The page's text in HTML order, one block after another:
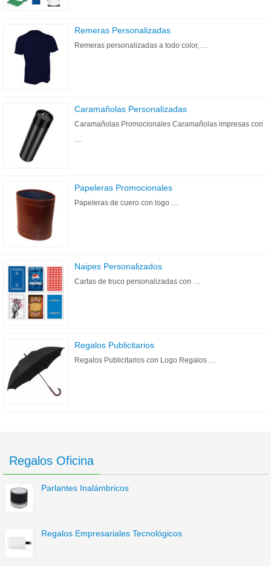
Remeras Personalizadas
Remeras personalizadas a todo color, …
Caramañolas Personalizadas
Caramañolas Promocionales Caramañolas impresas con
…
Papeleras Promocionales
Papeleras de cuero con logo …
Naipes Personalizados
Cartas de truco personalizadas con …
Regalos Publicitarios
Regalos Publicitarios con Logo Regalos …
Regalos Oficina
Parlantes Inalámbricos
Regalos Empresariales Tecnológicos